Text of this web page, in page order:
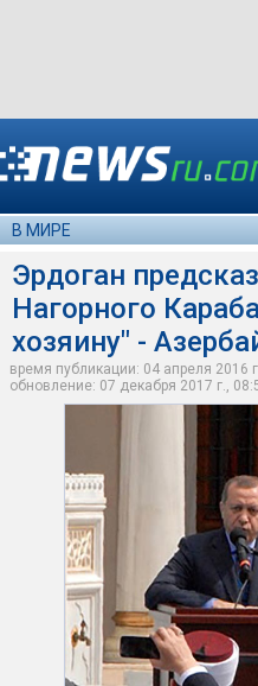
В МИРЕ
Эрдоган
Нагорного
хозяину" -
время публикации: 04 апреля 2016
обновление: 07 декабря 2017 г.,